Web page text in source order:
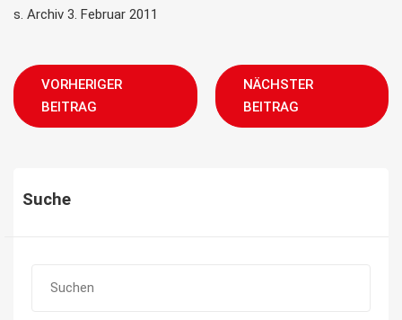
s. Archiv 3. Februar 2011
VORHERIGER
BEITRAG
NÄCHSTER
BEITRAG
Suche